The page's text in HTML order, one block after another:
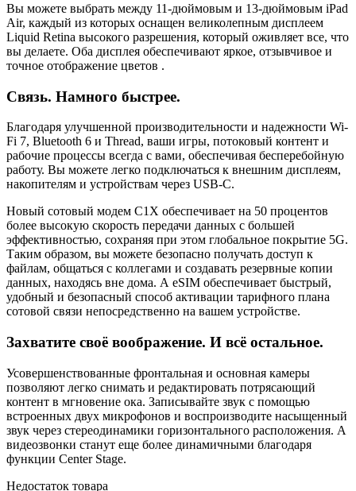
Вы можете выбрать между 11-дюймовым и 13-дюймовым iPad
Air, каждый из которых оснащен великолепным дисплеем
Liquid Retina высокого разрешения, который оживляет все, что
вы делаете. Оба дисплея обеспечивают яркое, отзывчивое и
точное отображение цветов .
Связь. Намного быстрее.
Благодаря улучшенной производительности и надежности Wi-
Fi 7, Bluetooth 6 и Thread, ваши игры, потоковый контент и
рабочие процессы всегда с вами, обеспечивая бесперебойную
работу. Вы можете легко подключаться к внешним дисплеям,
накопителям и устройствам через USB-C.
Новый сотовый модем C1X обеспечивает на 50 процентов
более высокую скорость передачи данных с большей
эффективностью, сохраняя при этом глобальное покрытие 5G.
Таким образом, вы можете безопасно получать доступ к
файлам, общаться с коллегами и создавать резервные копии
данных, находясь вне дома. А eSIM обеспечивает быстрый,
удобный и безопасный способ активации тарифного плана
сотовой связи непосредственно на вашем устройстве.
Захватите своё воображение. И всё остальное.
Усовершенствованные фронтальная и основная камеры
позволяют легко снимать и редактировать потрясающий
контент в мгновение ока. Записывайте звук с помощью
встроенных двух микрофонов и воспроизводите насыщенный
звук через стереодинамики горизонтального расположения. А
видеозвонки станут еще более динамичными благодаря
функции Center Stage.
Недостаток товара